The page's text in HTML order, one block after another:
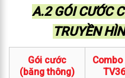
A.2 GÓI CƯỚC
TRUYỀN
Gói cước
(băng thông)
Combo